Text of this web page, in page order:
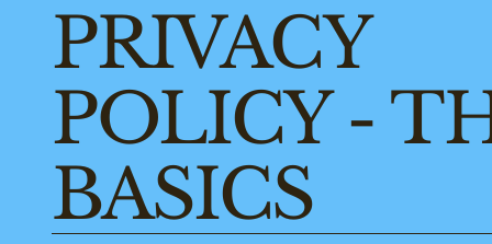
PRIVACY
POLICY -
BASICS